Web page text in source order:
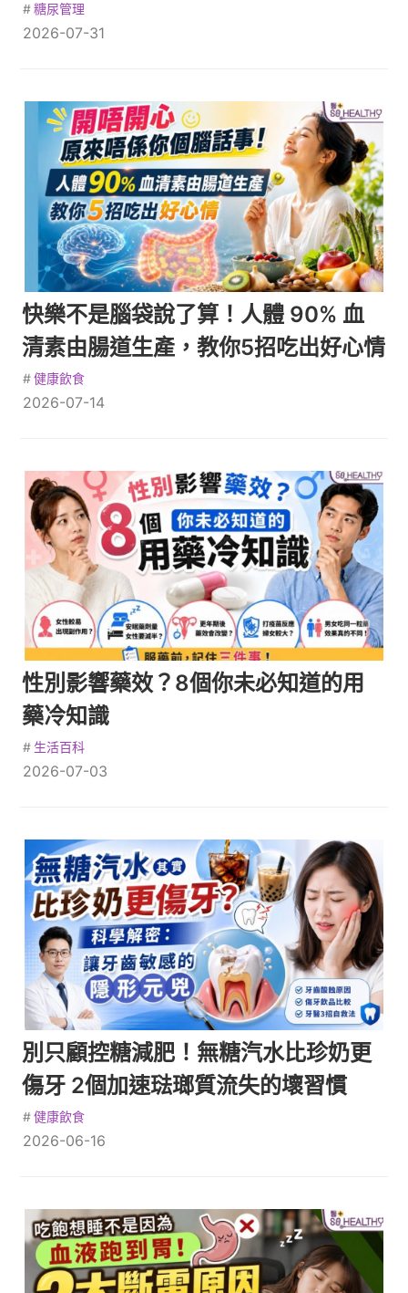
# 糖尿管理
2026-07-31
快樂不是腦袋說了算！人體 90% 血
清素由腸道生產，教你5招吃出好心情
# 健康飲食
2026-07-14
性別影響藥效？8個你未必知道的用
藥冷知識
# 生活百科
2026-07-03
別只顧控糖減肥！無糖汽水比珍奶更
傷牙 2個加速琺瑯質流失的壞習慣
# 健康飲食
2026-06-16